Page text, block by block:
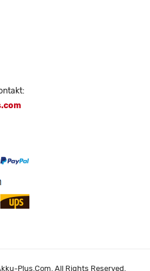
Plus.com. All Rights Reserved.